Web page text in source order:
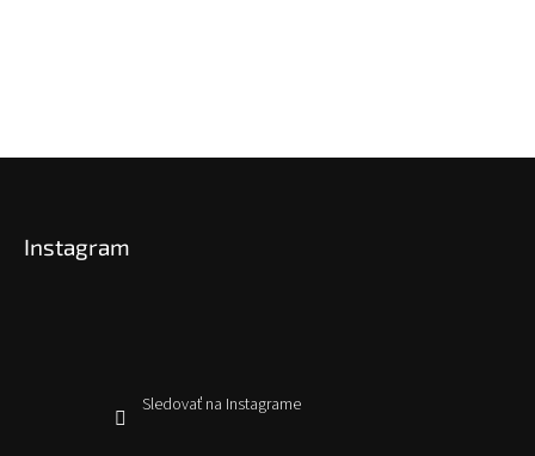
Instagram
Sledovať na Instagrame